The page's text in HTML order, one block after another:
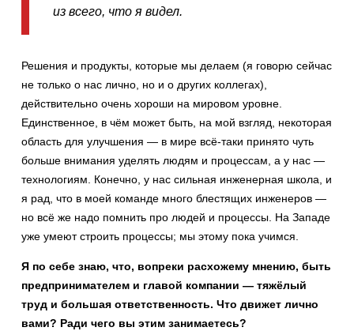
из всего, что я видел.
Решения и продукты, которые мы делаем (я говорю сейчас
не только о нас лично, но и о других коллегах),
действительно очень хороши на мировом уровне.
Единственное, в чём может быть, на мой взгляд, некоторая
область для улучшения — в мире всё-таки принято чуть
больше внимания уделять людям и процессам, а у нас —
технологиям. Конечно, у нас сильная инженерная школа, и
я рад, что в моей команде много блестящих инженеров —
но всё же надо помнить про людей и процессы. На Западе
уже умеют строить процессы; мы этому пока учимся.
Я по себе знаю, что, вопреки расхожему мнению, быть
предпринимателем и главой компании — тяжёлый
труд и большая ответственность. Что движет лично
вами? Ради чего вы этим занимаетесь?